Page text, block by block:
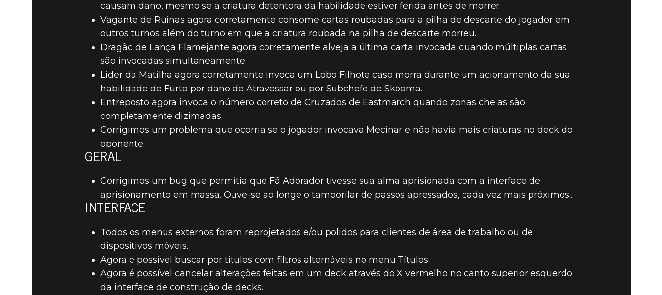
causam dano, mesmo se a criatura detentora da habilidade estiver ferida antes de morrer.
Vagante de Ruínas agora corretamente consome cartas roubadas para a pilha de descarte do jogador em
outros turnos além do turno em que a criatura roubada na pilha de descarte morreu.
Dragão de Lança Flamejante agora corretamente alveja a última carta invocada quando múltiplas cartas
são invocadas simultaneamente.
Líder da Matilha agora corretamente invoca um Lobo Filhote caso morra durante um acionamento da sua
habilidade de Furto por dano de Atravessar ou por Subchefe de Skooma.
Entreposto agora invoca o número correto de Cruzados de Eastmarch quando zonas cheias são
completamente dizimadas.
Corrigimos um problema que ocorria se o jogador invocava Mecinar e não havia mais criaturas no deck do
oponente.
GERAL
Corrigimos um bug que permitia que Fã Adorador tivesse sua alma aprisionada com a interface de
aprisionamento em massa. Ouve-se ao longe o tamborilar de passos apressados, cada vez mais próximos...
INTERFACE
Todos os menus externos foram reprojetados e/ou polidos para clientes de área de trabalho ou de
dispositivos móveis.
Agora é possível buscar por títulos com filtros alternáveis no menu Títulos.
Agora é possível cancelar alterações feitas em um deck através do X vermelho no canto superior esquerdo
da interface de construção de decks.